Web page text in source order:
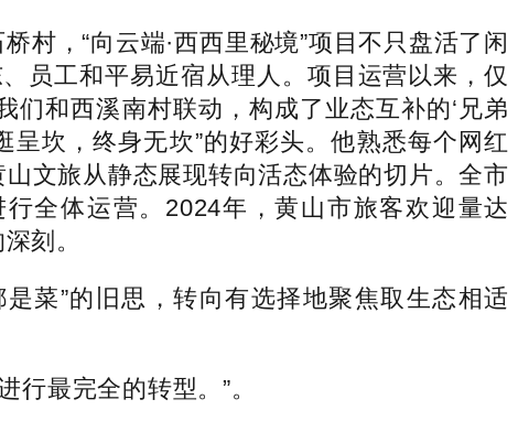
，“向云端·西西里秘境”项目不只盘活了闲
员工和平易近宿从理人。项目运营以来，仅
和西溪南村联动，构成了业态互补的‘兄弟
坎，终身无坎”的好彩头。他熟悉每个网红
文旅从静态展现转向活态体验的切片。全市
全体运营。2024年，黄山市旅客欢迎量达
刻。
”的旧思，转向有选择地聚焦取生态相适
最完全的转型。”。